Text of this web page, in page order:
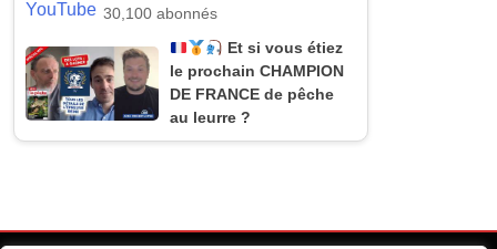
30,100 abonnés
Et si vous étiez
le prochain CHAMPION
DE FRANCE de pêche
au leurre ?